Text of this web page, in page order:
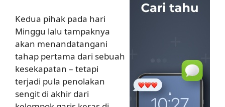
Kedua pihak pada hari
Minggu lalu tampaknya
akan menandatangani
tahap pertama dari sebuah
kesekapatan – tetapi
terjadi pula penolakan
sengit di akhir dari